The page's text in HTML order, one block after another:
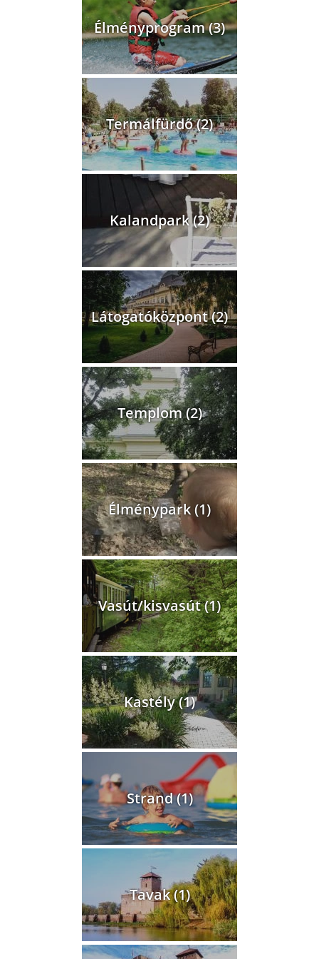
Élményprogram (3)
Termálfürdő (2)
Kalandpark (2)
Látogatóközpont (2)
Templom (2)
Élménypark (1)
Vasút/kisvasút (1)
Kastély (1)
Strand (1)
Tavak (1)